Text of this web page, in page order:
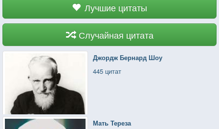
Лучшие цитаты
Случайная цитата
Джордж Бернард Шоу
445 цитат
Мать Тереза